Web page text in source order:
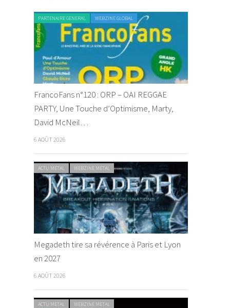
PARTENAIRE GENERAL WEBZINE GLOBAL
FrancoFans n°120 : ORP – OAI REGGAE
PARTY, Une Touche d’Optimisme, Marty,
David McNeil…
6 AOÛT 2026
ACTU METAL WEBZINE METAL
Megadeth tire sa révérence à Paris et Lyon
en 2027
6 AOÛT 2026
ACTU METAL WEBZINE METAL